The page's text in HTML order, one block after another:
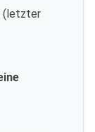
(letzter